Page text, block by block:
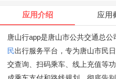
应用介绍 应用
唐山行app是唐山市公共交通总
民出行服务平台，专为唐山市民
交查询、扫码乘车、线上充值等